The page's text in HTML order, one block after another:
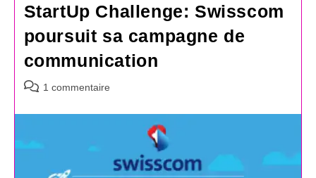
StartUp Challenge: Swisscom
poursuit sa campagne de
communication
Commentaires
la
1 commentaire